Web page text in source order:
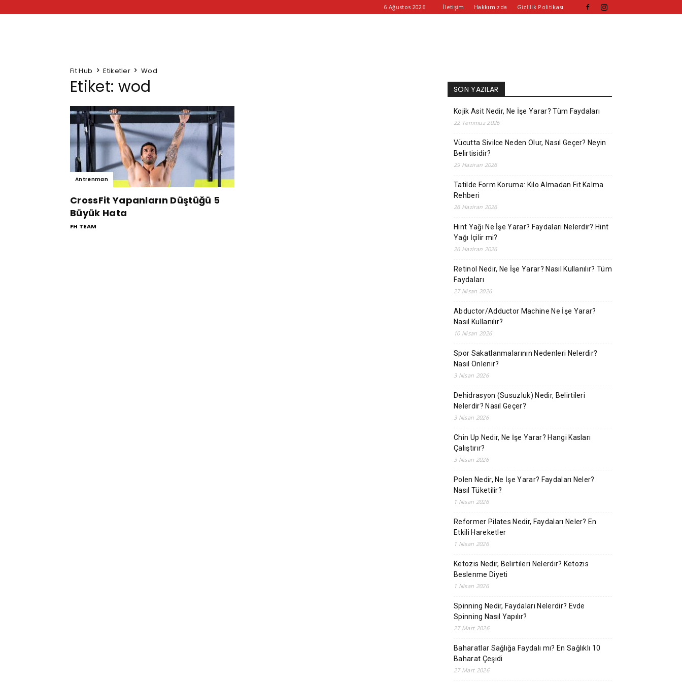
6 Ağustos 2026 İletişim Hakkımızda Gizlilik Politikası
Fit Hub Etiketler Wod
Etiket: wod
Antrenman
CrossFit Yapanların Düştüğü 5
Büyük Hata
FH TEAM
SON YAZILAR
Kojik Asit Nedir, Ne İşe Yarar? Tüm Faydaları
22 Temmuz 2026
Vücutta Sivilce Neden Olur, Nasıl Geçer? Neyin
Belirtisidir?
29 Haziran 2026
Tatilde Form Koruma: Kilo Almadan Fit Kalma
Rehberi
26 Haziran 2026
Hint Yağı Ne İşe Yarar? Faydaları Nelerdir? Hint
Yağı İçilir mi?
26 Haziran 2026
Retinol Nedir, Ne İşe Yarar? Nasıl Kullanılır? Tüm
Faydaları
27 Nisan 2026
Abductor/Adductor Machine Ne İşe Yarar?
Nasıl Kullanılır?
10 Nisan 2026
Spor Sakatlanmalarının Nedenleri Nelerdir?
Nasıl Önlenir?
3 Nisan 2026
Dehidrasyon (Susuzluk) Nedir, Belirtileri
Nelerdir? Nasıl Geçer?
3 Nisan 2026
Chin Up Nedir, Ne İşe Yarar? Hangi Kasları
Çalıştırır?
3 Nisan 2026
Polen Nedir, Ne İşe Yarar? Faydaları Neler?
Nasıl Tüketilir?
1 Nisan 2026
Reformer Pilates Nedir, Faydaları Neler? En
Etkili Hareketler
1 Nisan 2026
Ketozis Nedir, Belirtileri Nelerdir? Ketozis
Beslenme Diyeti
1 Nisan 2026
Spinning Nedir, Faydaları Nelerdir? Evde
Spinning Nasıl Yapılır?
27 Mart 2026
Baharatlar Sağlığa Faydalı mı? En Sağlıklı 10
Baharat Çeşidi
27 Mart 2026